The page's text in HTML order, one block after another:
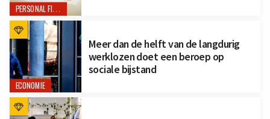
PERSONAL FINANCE
ECONOMIE
Meer dan de helft van de langdurig
werklozen doet een beroep op
sociale bijstand